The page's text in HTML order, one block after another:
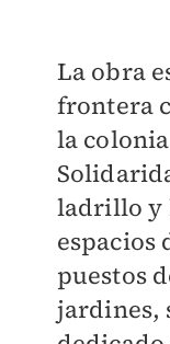
​La obra
frontera
la
ladrillo y
espacios
puestos
jardines,